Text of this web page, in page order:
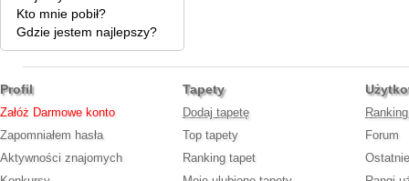
Kto mnie pobił?
Gdzie jestem najlepszy?
Profil
Załóż Darmowe konto
Zapomniałem hasła
Aktywności znajomych
Tapety
Dodaj tapetę
Top tapety
Ranking tapet
Forum